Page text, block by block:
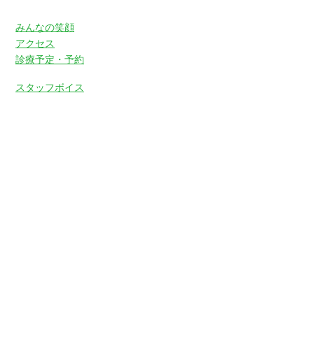
みんなの笑顔
アクセス
診療予定・予約
スタッフボイス